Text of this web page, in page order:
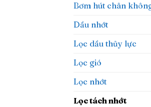
Bơm hút chân
Dầu nhớt
Lọc dầu thủy lực
Lọc gió
Lọc nhớt
Lọc tách nhớt